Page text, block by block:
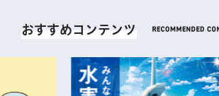
おすすめコンテンツ